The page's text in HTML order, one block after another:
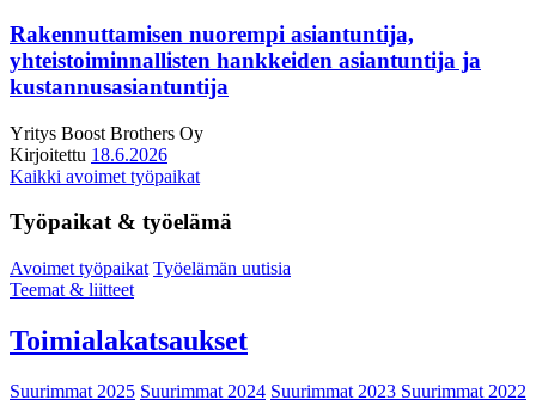
Rakennuttamisen nuorempi asiantuntija,
yhteistoiminnallisten hankkeiden asiantuntija ja
kustannusasiantuntija
Yritys Boost Brothers Oy
Kirjoitettu 18.6.2026
Kaikki avoimet työpaikat
Työpaikat & työelämä
Avoimet työpaikat Työelämän uutisia
Teemat & liitteet
Toimialakatsaukset
Suurimmat 2025 Suurimmat 2024 Suurimmat 2023 Suurimmat 2022